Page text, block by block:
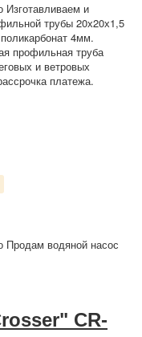
Изготавливаем и
трубы 20х20х1,5
4мм.
профильная труба
и ветровых
платежа.
Продам водяной насос
CR-